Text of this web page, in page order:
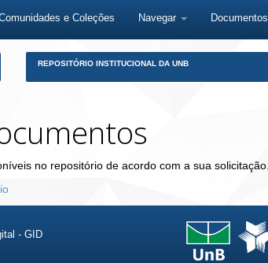
e Coleções Navegar Documentos
REPOSITÓRIO INSTITUCIONAL DA UNB
no repositório de acordo com a sua solicitação.
- GID